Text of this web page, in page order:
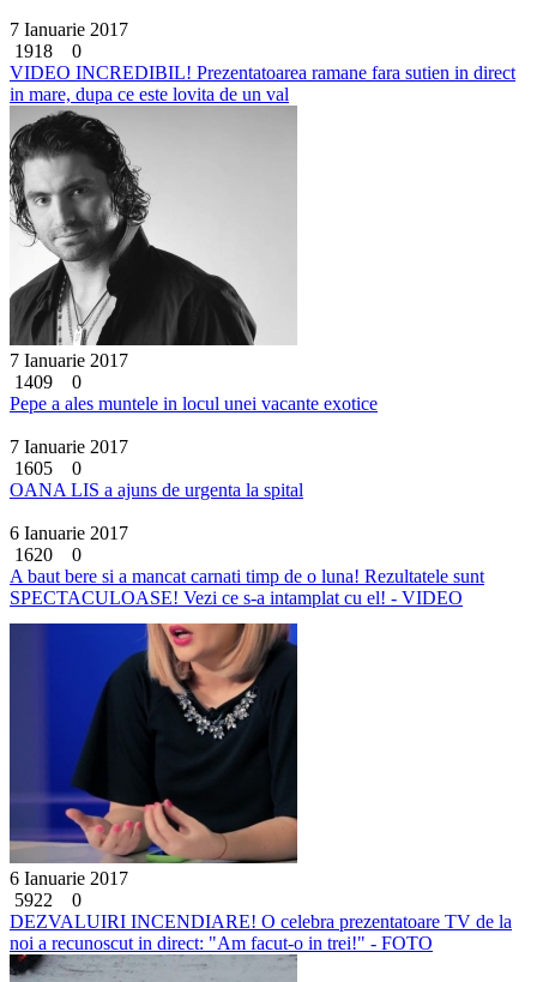
7 Ianuarie 2017
1918
0
VIDEO INCREDIBIL! Prezentatoarea ramane fara sutien in direct
in mare, dupa ce este lovita de un val
7 Ianuarie 2017
1409
0
Pepe a ales muntele in locul unei vacante exotice
7 Ianuarie 2017
1605
0
OANA LIS a ajuns de urgenta la spital
6 Ianuarie 2017
1620
0
A baut bere si a mancat carnati timp de o luna! Rezultatele sunt
SPECTACULOASE! Vezi ce s-a intamplat cu el! - VIDEO
6 Ianuarie 2017
5922
0
DEZVALUIRI INCENDIARE! O celebra prezentatoare TV de la
noi a recunoscut in direct: "Am facut-o in trei!" - FOTO